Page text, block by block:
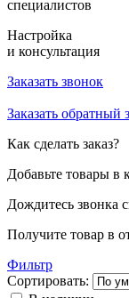
специалистов
Настройка
и консультация
Заказать звонок
Заказать обратный
Как сделать заказ?
Добавьте товары в
Дождитесь звонка
Получите товар в
Фильтр
Сортировать: